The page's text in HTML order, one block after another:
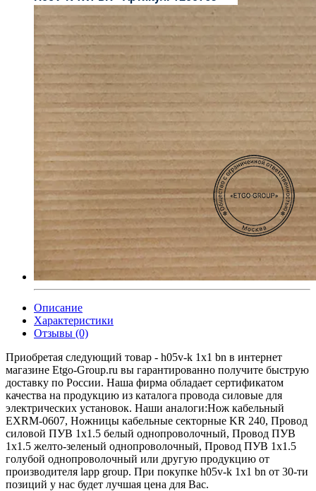
Описание
Характеристики
Отзывы (0)
Приобретая следующий товар - h05v-k 1x1 bn в интернет
магазине Etgo-Group.ru вы гарантированно получите быструю
доставку по России. Наша фирма обладает сертификатом
качества на продукцию из каталога провода силовые для
электрических установок. Наши аналоги:Нож кабельный
EXRM-0607, Ножницы кабельные секторные KR 240, Провод
силовой ПУВ 1х1.5 белый однопроволочный, Провод ПУВ
1х1.5 желто-зеленый однопроволочный, Провод ПУВ 1х1.5
голубой однопроволочный или другую продукцию от
производителя lapp group. При покупке h05v-k 1x1 bn от 30-ти
позиций у нас будет лучшая цена для Вас.